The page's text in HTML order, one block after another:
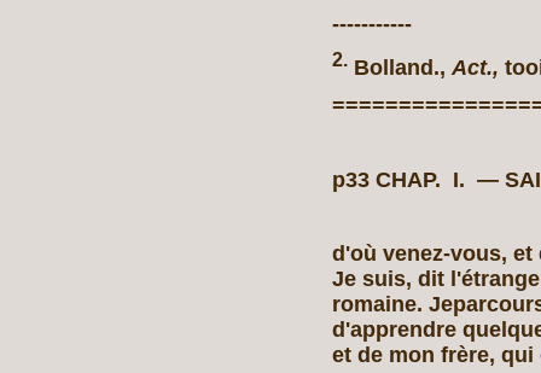
-----------
2. Bolland.,Act.,
p33 CHAP. I. —
d'où venez-vous,
Je suis, dit
romaine.
d'apprendre
et de mon frère,